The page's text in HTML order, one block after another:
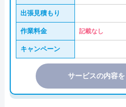
出張見積もり
作業料金 記載なし
キャンペーン
サービスの内容